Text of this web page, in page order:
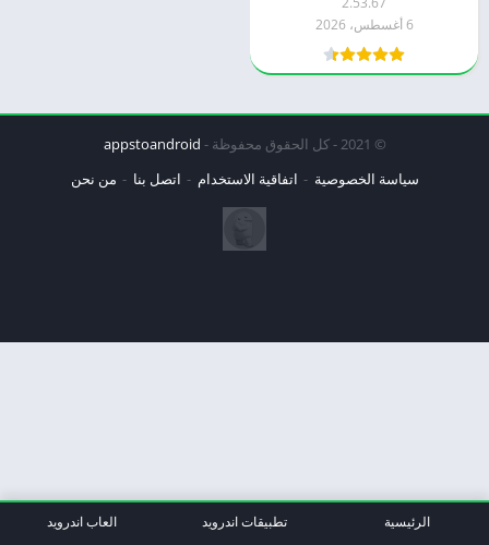
6 أغسطس، 2026
© 2021 - كل الحقوق محفوظة -
appstoandroid
سياسة الخصوصية
اتفاقية الاستخدام اتصل بنا من نحن
الرئيسية تطبيقات اندرويد العاب اندرويد